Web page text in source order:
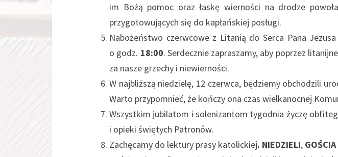
im Bożą pomoc oraz łaskę wierności na drodze
przygotowujących się do kapłańskiej posługi.
Nabożeństwo czerwcowe z Litanią do Serca Pana
o godz. 18:00. Serdecznie zapraszamy, aby poprzez
za nasze grzechy i niewierności.
W najbliższą niedzielę, 12 czerwca, będziemy obchodzili
Warto przypomnieć, że kończy ona czas wielkanocnej
Wszystkim jubilatom i solenizantom tygodnia życzę
i opieki świętych Patronów.
Zachęcamy do lektury prasy katolickiej. NIEDZIELI,